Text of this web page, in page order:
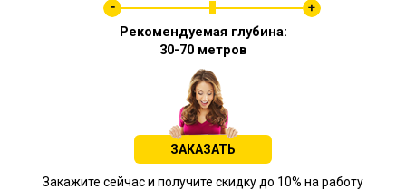
Рекомендуемая глубина:
30-70 метров
ЗАКАЗАТЬ
Закажите сейчас и получите скидку до 10% на работу